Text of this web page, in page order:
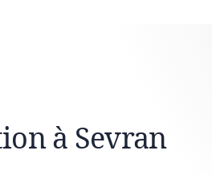
à Sevran